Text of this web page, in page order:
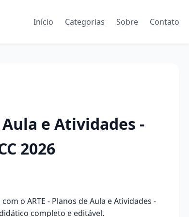
Início Categorias Sobre Contato
Aula e Atividades -
2026
o ARTE - Planos de Aula e Atividades -
completo e editável.